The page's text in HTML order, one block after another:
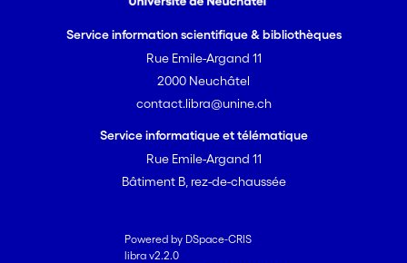
Service information scientifique & bibliothèques
Rue Emile-Argand 11
2000 Neuchâtel
contact.libra@unine.ch
Service informatique et télématique
Rue Emile-Argand 11
Bâtiment B, rez-de-chaussée
Powered by DSpace-CRIS
libra v2.2.0